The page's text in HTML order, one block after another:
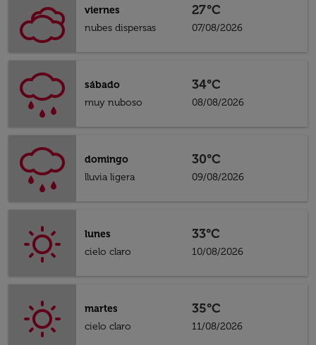
viernes
nubes dispersas
27°C
07/08/2026
sábado
muy nuboso
34°C
08/08/2026
domingo
lluvia ligera
30°C
09/08/2026
lunes
cielo claro
33°C
10/08/2026
martes
cielo claro
35°C
11/08/2026